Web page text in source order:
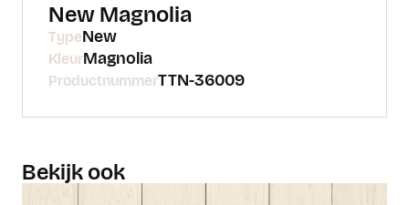
New Magnolia
TypeNew
KleurMagnolia
ProductnummerTTN-36009
Bekijk ook